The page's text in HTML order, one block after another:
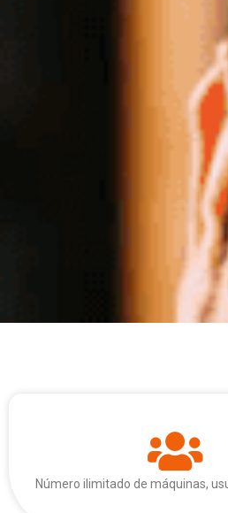
Número ilimitado de máquinas,